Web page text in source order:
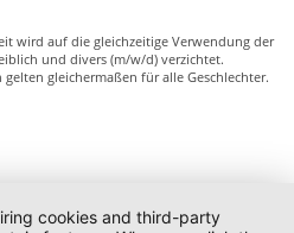
wird auf die gleichzeitige Verwendung der
und divers (m/w/d) verzichtet.
gleichermaßen für alle Geschlechter.
cookies and third-party